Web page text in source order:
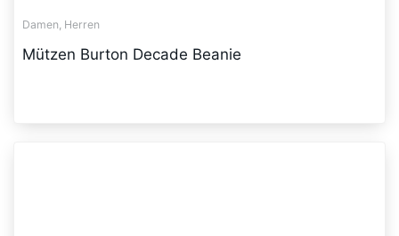
Damen, Herren
Mützen Burton Decade Beanie